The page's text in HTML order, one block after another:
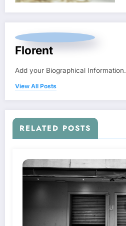
Florent
Add your Biographical Information.
View All Posts
RELATED POSTS